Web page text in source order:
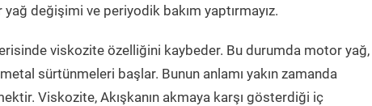
değişimi ve periyodik bakım yaptırmayız.
viskozite özelliğini kaybeder. Bu durumda motor yağ,
sürtünmeleri başlar. Bunun anlamı yakın zamanda
Viskozite, Akışkanın akmaya karşı gösterdiği iç